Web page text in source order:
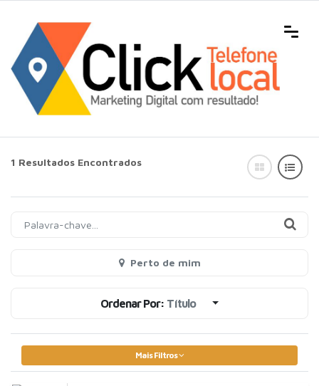
1 Resultados Encontrados
Perto de mim
Ordenar Por: Título
Mais Filtros